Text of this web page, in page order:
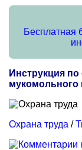
Бесплатная
Инструкция по
мукомольного
Охрана труда /